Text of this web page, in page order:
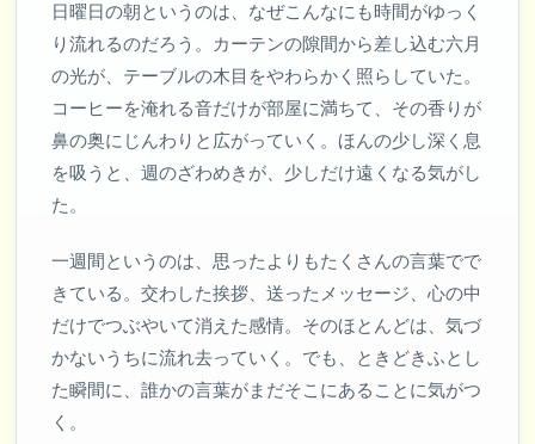
日曜日の朝というのは、なぜこんなにも時間がゆっく
り流れるのだろう。カーテンの隙間から差し込む六月
の光が、テーブルの木目をやわらかく照らしていた。
コーヒーを淹れる音だけが部屋に満ちて、その香りが
鼻の奥にじんわりと広がっていく。ほんの少し深く息
を吸うと、週のざわめきが、少しだけ遠くなる気がし
た。
一週間というのは、思ったよりもたくさんの言葉でで
きている。交わした挨拶、送ったメッセージ、心の中
だけでつぶやいて消えた感情。そのほとんどは、気づ
かないうちに流れ去っていく。でも、ときどきふとし
た瞬間に、誰かの言葉がまだそこにあることに気がつ
く。